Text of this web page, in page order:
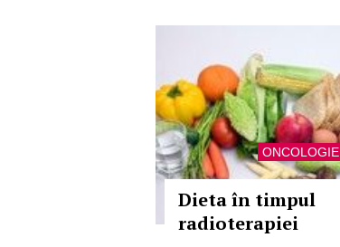
ONCOLOGIE
Dieta în timpul
radioterapiei